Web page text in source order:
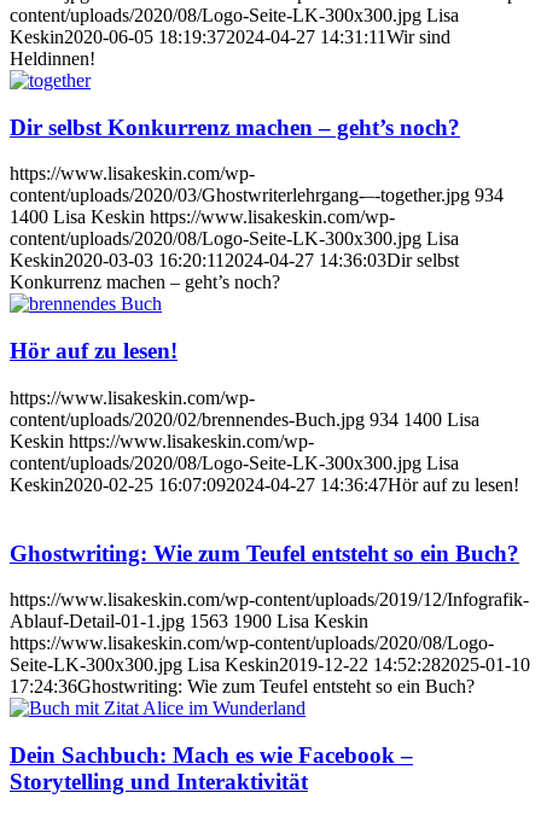
content/uploads/2020/08/Logo-Seite-LK-300x300.jpg Lisa
Keskin2020-06-05 18:19:372024-04-27 14:31:11Wir sind
Heldinnen!
Dir selbst Konkurrenz machen – geht’s noch?
https://www.lisakeskin.com/wp-
content/uploads/2020/03/Ghostwriterlehrgang-–-together.jpg 934
1400 Lisa Keskin https://www.lisakeskin.com/wp-
content/uploads/2020/08/Logo-Seite-LK-300x300.jpg Lisa
Keskin2020-03-03 16:20:112024-04-27 14:36:03Dir selbst
Konkurrenz machen – geht’s noch?
Hör auf zu lesen!
https://www.lisakeskin.com/wp-
content/uploads/2020/02/brennendes-Buch.jpg 934 1400 Lisa
Keskin https://www.lisakeskin.com/wp-
content/uploads/2020/08/Logo-Seite-LK-300x300.jpg Lisa
Keskin2020-02-25 16:07:092024-04-27 14:36:47Hör auf zu lesen!
Ghostwriting: Wie zum Teufel entsteht so ein Buch?
https://www.lisakeskin.com/wp-content/uploads/2019/12/Infografik-
Ablauf-Detail-01-1.jpg 1563 1900 Lisa Keskin
https://www.lisakeskin.com/wp-content/uploads/2020/08/Logo-
Seite-LK-300x300.jpg Lisa Keskin2019-12-22 14:52:282025-01-10
17:24:36Ghostwriting: Wie zum Teufel entsteht so ein Buch?
Dein Sachbuch: Mach es wie Facebook –
Storytelling und Interaktivität